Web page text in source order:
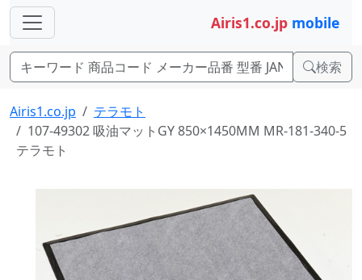
Airis1.co.jp mobile
検索
Airis1.co.jp
テラモト
107-49302 吸油マットGY 850×1450MM MR-181-340-5
テラモト